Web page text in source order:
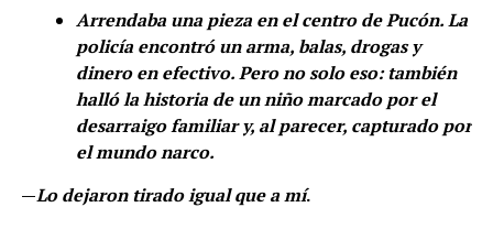
Arrendaba una pieza en el centro de Pucón. La
policía encontró un arma, balas, drogas y
dinero en efectivo. Pero no solo eso: también
halló la historia de un niño marcado por el
desarraigo familiar y, al parecer, capturado por
el mundo narco.
—Lo dejaron tirado igual que a mí.